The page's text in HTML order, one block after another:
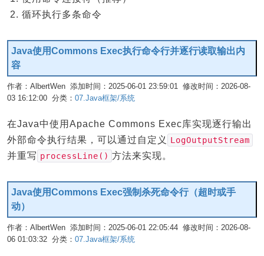
循环执行多条命令
Java使用Commons Exec执行命令行并逐行读取输出内
容
作者：AlbertWen 添加时间：2025-06-01 23:59:01 修改时间：2026-08-
03 16:12:00 分类： 07.Java框架/系统
在Java中使用Apache Commons Exec库实现逐行输出
外部命令执行结果，可以通过自定义
LogOutputStream
并重写 processLine() 方法来实现。
Java使用Commons Exec强制杀死命令行（超时或手
动）
作者：AlbertWen 添加时间：2025-06-01 22:05:44 修改时间：2026-08-
06 01:03:32 分类： 07.Java框架/系统